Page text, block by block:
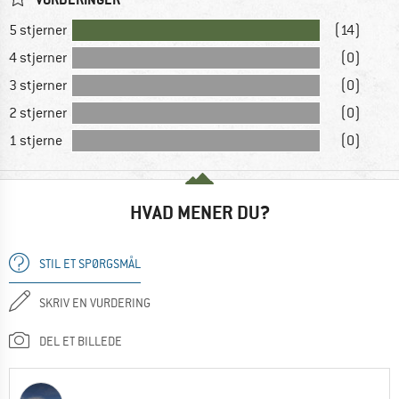
5 stjerner
(14)
4 stjerner
(0)
3 stjerner
(0)
2 stjerner
(0)
1 stjerne
(0)
HVAD MENER DU?
STIL ET SPØRGSMÅL
SKRIV EN VURDERING
DEL ET BILLEDE